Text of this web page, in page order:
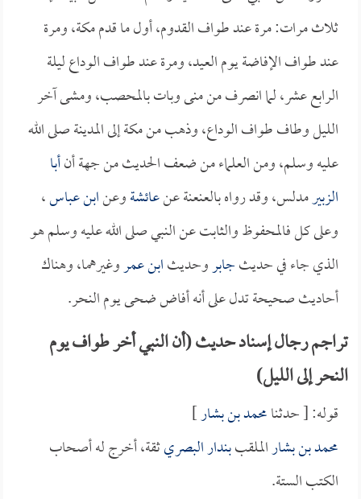
ثلاث مرات: مرة عند طواف القدوم، أول ما قدم مكة، ومرة
عند طواف الإفاضة يوم العيد، ومرة عند طواف الوداع ليلة
الرابع عشر، لما انصرف من منى وبات بالمحصب، ومشى آخر
الليل وطاف طواف الوداع، وذهب من مكة إلى المدينة صلى الله
عليه وسلم، ومن العلماء من ضعف الحديث من جهة أنأبا
الزبيرمدلس، وقد رواه بالعنعنة عنعائشةوعنابن عباس،
وعلى كل فالمحفوظ والثابت عن النبي صلى الله عليه وسلم هو
الذي جاء في حديثجابروحديثابن عمروغيرهما، وهناك
أحاديث صحيحة تدل على أنه أفاض ضحى يوم النحر.
تراجم رجال إسناد حديث (أن النبي أخر طواف يوم
النحر إلى الليل)
قوله: [ حدثنامحمد بن بشار]
محمد بن بشارالملقببندار البصريثقة، أخرج له أصحاب
الكتب الستة.